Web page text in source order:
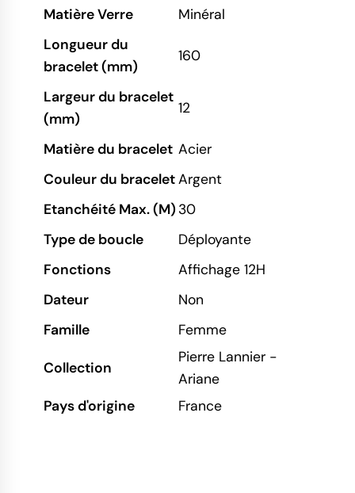
Matière Verre
Minéral
Longueur du
bracelet (mm)
160
Largeur du bracelet
(mm)
12
Matière du bracelet Acier
Couleur du braceletArgent
Etanchéité Max. (M)30
Type de boucle
Déployante
Fonctions
Affichage 12H
Dateur
Non
Famille
Femme
Collection
Pierre Lannier -
Ariane
Pays d'origine
France